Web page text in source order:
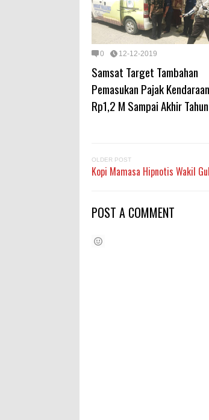
0 12-12-2019
Samsat Target Tambahan
Pemasukan Pajak Kendaraan
Rp1,2 M Sampai Akhir Tahun
OLDER POST
Kopi Mamasa Hipnotis Wakil
POST A COMMENT